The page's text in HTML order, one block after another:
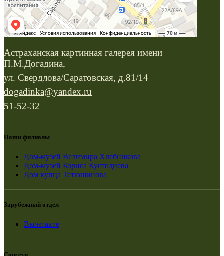
Астраханская картинная галерея имени
П.М.Догадина,
ул. Свердлова/Саратовская, д.81/14
dogadinka@yandex.ru
51-52-32
Наши филиалы
Дом-музей Велимира Хлебникова
Дом-музей Бориса Кустодиева
Дом купца Тетюшинова
Зарубежный отдел
Вконтакте